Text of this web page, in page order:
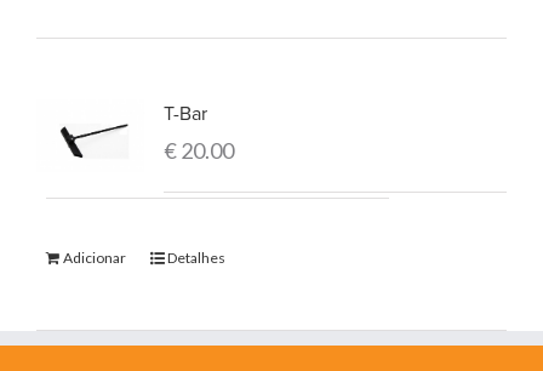
T-Bar
€20.00
Adicionar Detalhes